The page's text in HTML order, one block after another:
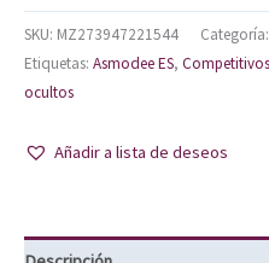
SKU: MZ273947221544 Categoría:
Etiquetas: Asmodee ES, Competitivos
ocultos
Añadir a lista de deseos